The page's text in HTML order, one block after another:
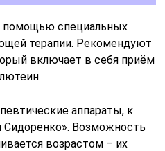
помощью специальных
терапии. Рекомендуют
включает в себя приём
аппараты, к
Сидоренко». Возможность
возрастом – их